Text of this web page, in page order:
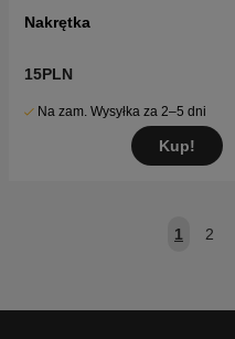
Nakrętka
15PLN
Na zam. Wysyłka za 2–5 dni
Kup!
1 2